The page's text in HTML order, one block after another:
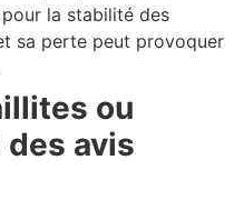
la stabilité des
sa perte peut provoquer
ou
avis